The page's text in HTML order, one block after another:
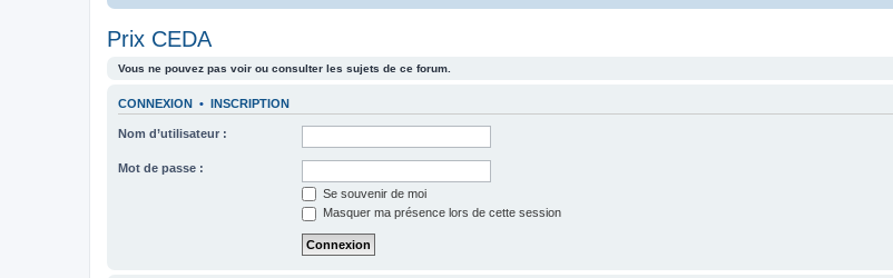
Prix CEDA
Vous ne pouvez pas voir ou consulter les sujets de ce forum.
CONNEXION • INSCRIPTION
Nom d’utilisateur :
Mot de passe :
Se souvenir de moi
Masquer ma présence lors de cette session